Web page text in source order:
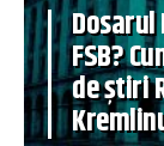
FSB?
de știri